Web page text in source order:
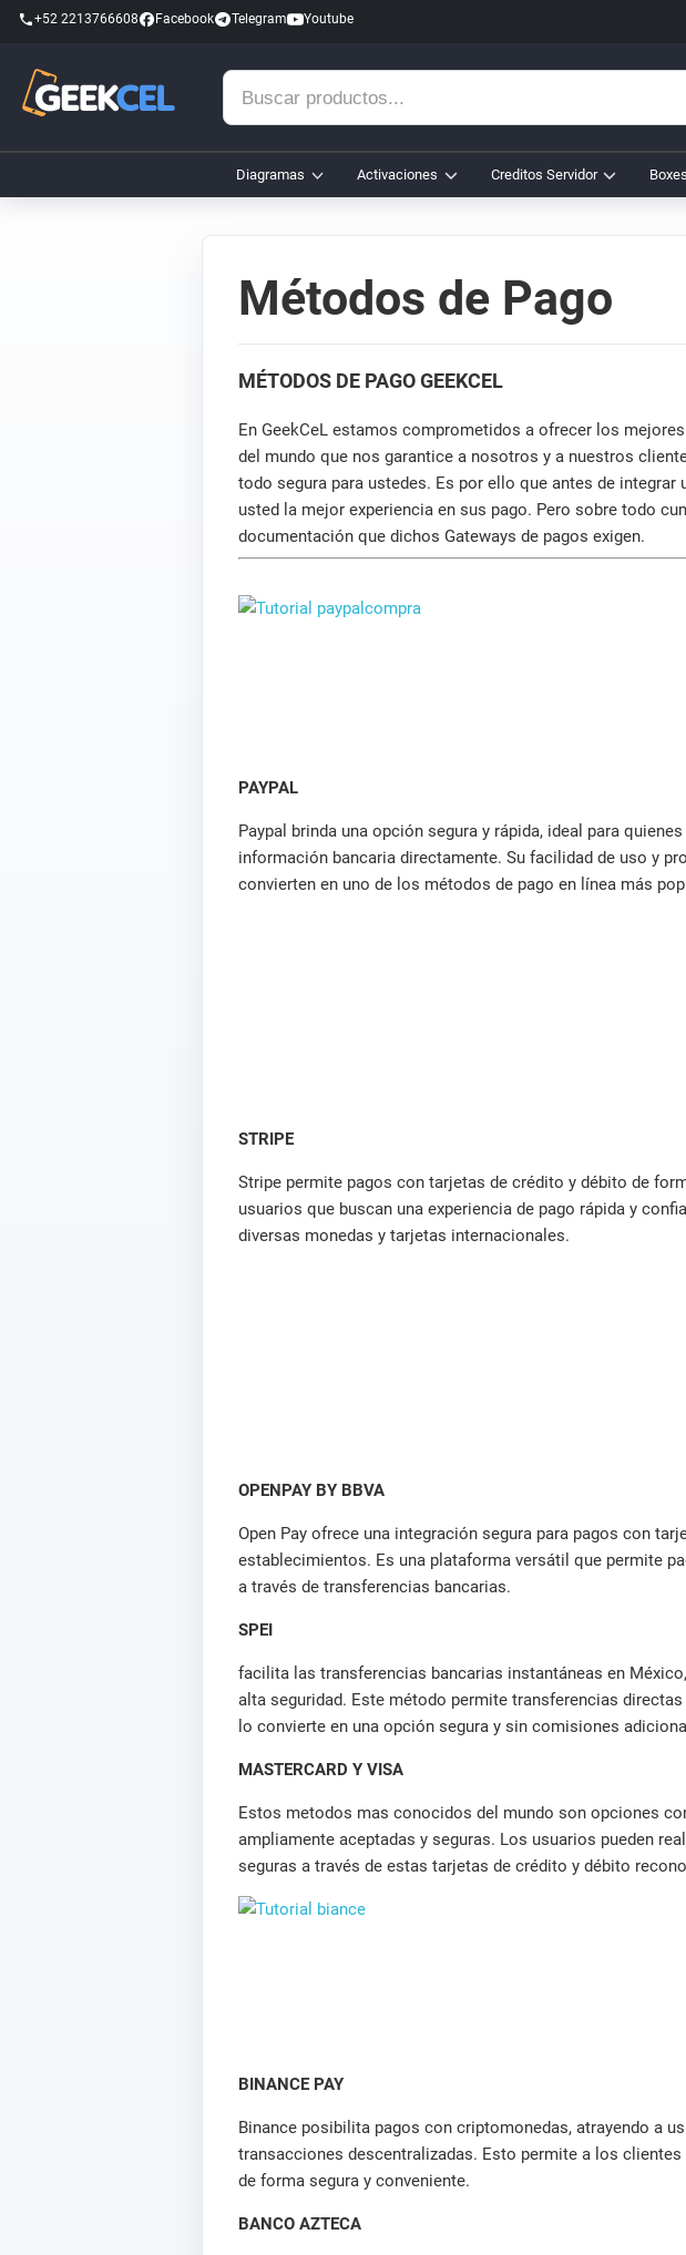
+52 2213766608 Facebook Telegram Youtube
Buscar
productos...
Diagramas Activaciones Creditos Servidor Boxes
Métodos de Pago
MÉTODOS DE PAGO GEEKCEL
En GeekCeL estamos comprometidos a ofrecer los
del mundo que nos garantice a nosotros y a nuestros
todo segura para ustedes. Es por ello que antes de
usted la mejor experiencia en sus pago. Pero sobre todo
documentación que dichos Gateways de pagos exigen.
PAYPAL
Paypal brinda una opción segura y rápida, ideal para
información bancaria directamente. Su facilidad de uso y
convierten en uno de los métodos de pago en línea más
STRIPE
Stripe permite pagos con tarjetas de crédito y débito de
usuarios que buscan una experiencia de pago rápida y
diversas monedas y tarjetas internacionales.
OPENPAY BY BBVA
Open Pay ofrece una integración segura para pagos con
establecimientos. Es una plataforma versátil que permite
a través de transferencias bancarias.
SPEI
facilita las transferencias bancarias instantáneas en
alta seguridad. Este método permite transferencias
lo convierte en una opción segura y sin comisiones
MASTERCARD Y VISA
Estos metodos mas conocidos del mundo son opciones
ampliamente aceptadas y seguras. Los usuarios pueden
seguras a través de estas tarjetas de crédito y débito
BINANCE PAY
Binance posibilita pagos con criptomonedas, atrayendo a
transacciones descentralizadas. Esto permite a los
de forma segura y conveniente.
BANCO AZTECA